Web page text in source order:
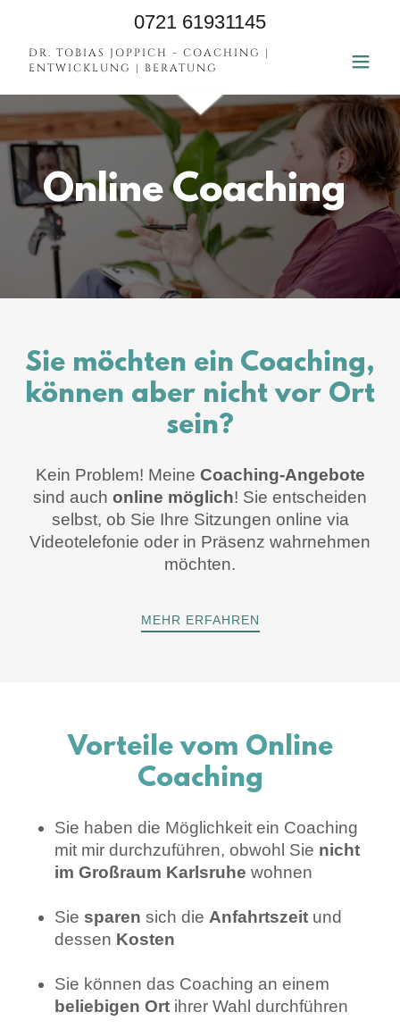
0721 61931145
DR. TOBIAS JOPPICH - COACHING |
ENTWICKLUNG | BERATUNG
Online Coaching
Sie möchten ein Coaching,
können aber nicht vor Ort
sein?
Kein Problem! Meine Coaching-Angebote
sind auch online möglich! Sie entscheiden
selbst, ob Sie Ihre Sitzungen online via
Videotelefonie oder in Präsenz wahrnehmen
möchten.
MEHR ERFAHREN
Vorteile vom Online
Coaching
Sie haben die Möglichkeit ein Coaching
mit mir durchzuführen, obwohl Sie nicht
im Großraum Karlsruhe wohnen
Sie sparen sich die Anfahrtszeit und
dessen Kosten
Sie können das Coaching an einem
beliebigen Ortihrer Wahl durchführen